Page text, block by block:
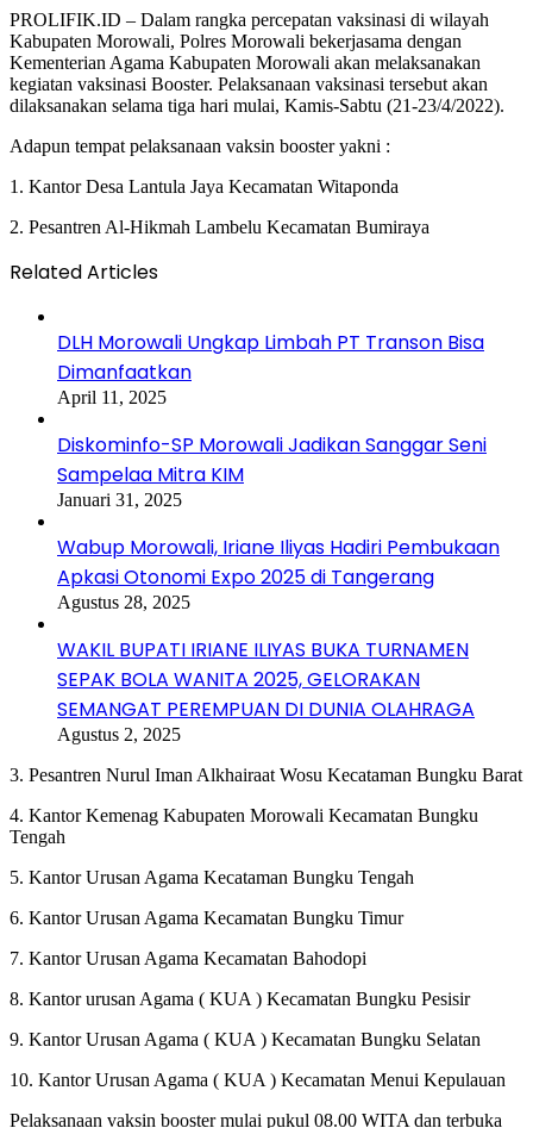
PROLIFIK.ID – Dalam rangka percepatan vaksinasi di wilayah
Kabupaten Morowali, Polres Morowali bekerjasama dengan
Kementerian Agama Kabupaten Morowali akan melaksanakan
kegiatan vaksinasi Booster. Pelaksanaan vaksinasi tersebut akan
dilaksanakan selama tiga hari mulai, Kamis-Sabtu (21-23/4/2022).
Adapun tempat pelaksanaan vaksin booster yakni :
1. Kantor Desa Lantula Jaya Kecamatan Witaponda
2. Pesantren Al-Hikmah Lambelu Kecamatan Bumiraya
Related Articles
DLH Morowali Ungkap Limbah PT Transon Bisa
Dimanfaatkan
April 11, 2025
Diskominfo-SP Morowali Jadikan Sanggar Seni
Sampelaa Mitra KIM
Januari 31, 2025
Wabup Morowali, Iriane Iliyas Hadiri Pembukaan
Apkasi Otonomi Expo 2025 di Tangerang
Agustus 28, 2025
WAKIL BUPATI IRIANE ILIYAS BUKA TURNAMEN
SEPAK BOLA WANITA 2025, GELORAKAN
SEMANGAT PEREMPUAN DI DUNIA OLAHRAGA
Agustus 2, 2025
3. Pesantren Nurul Iman Alkhairaat Wosu Kecataman Bungku Barat
4. Kantor Kemenag Kabupaten Morowali Kecamatan Bungku
Tengah
5. Kantor Urusan Agama Kecataman Bungku Tengah
6. Kantor Urusan Agama Kecamatan Bungku Timur
7. Kantor Urusan Agama Kecamatan Bahodopi
8. Kantor urusan Agama ( KUA ) Kecamatan Bungku Pesisir
9. Kantor Urusan Agama ( KUA ) Kecamatan Bungku Selatan
10. Kantor Urusan Agama ( KUA ) Kecamatan Menui Kepulauan
Pelaksanaan vaksin booster mulai pukul 08.00 WITA dan terbuka